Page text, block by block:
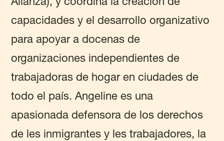
capacidades y el desarrollo organizativo
para apoyar a docenas de
organizaciones independientes de
trabajadoras de hogar en ciudades de
todo el país. Angeline es una
apasionada defensora de los derechos
de les inmigrantes y les trabajadores, la